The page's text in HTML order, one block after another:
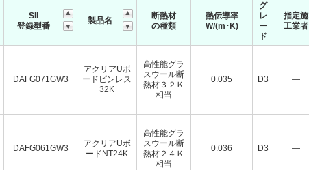
SII
登録型番
製品名
断熱材
の種類
熱伝導率
W/(m･K)
グ
レ
ー
ド
指定施
工業者
DAFG071GW3
アクリアUボ
ードピンレス
32K
高性能グラ
スウール断
熱材３２Ｋ
相当
0.035 D3 ―
DAFG061GW3
アクリアUボ
ードNT24K
高性能グラ
スウール断
熱材２４Ｋ
相当
0.036 D3 ―